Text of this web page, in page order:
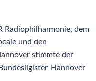
Radiophilharmonie, dem
und den
stimmte der
Hannover